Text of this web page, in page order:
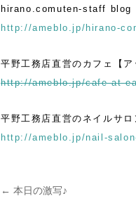
hirano.comuten-staff blog
http://ameblo.jp/hirano-
平野工務店直営のカフェ【
http://ameblo.jp/cafe-at-
平野工務店直営のネイルサ
http://ameblo.jp/nail-
投稿ナビゲーション
← 本日の激写♪